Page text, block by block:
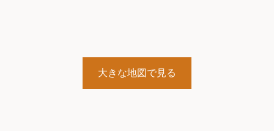
大きな地図で見る